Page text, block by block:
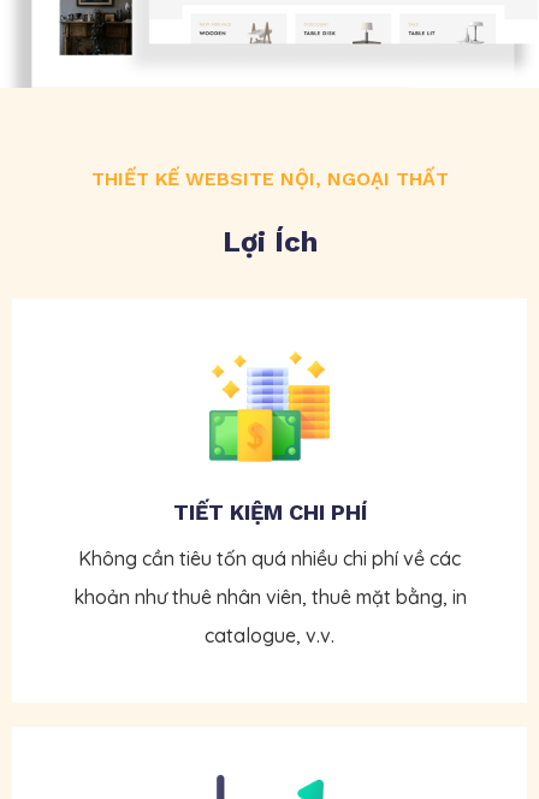
THIẾT KẾ WEBSITE NỘI, NGOẠI THẤT
Lợi Ích
TIẾT KIỆM CHI PHÍ
Không cần tiêu tốn quá nhiều chi phí về các
khoản như thuê nhân viên, thuê mặt bằng, in
catalogue, v.v.